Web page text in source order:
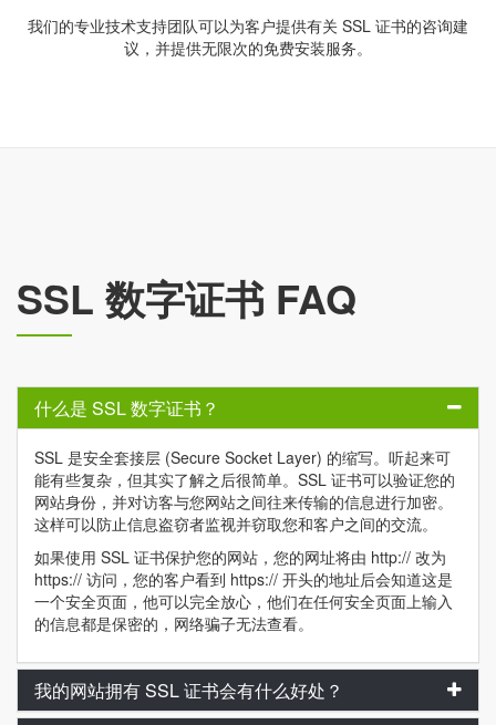
我们的专业技术支持团队可以为客户提供有关 SSL 证书的咨询建
议，并提供无限次的免费安装服务。
SSL 数字证书 FAQ
什么是 SSL 数字证书？
SSL 是安全套接层 (Secure Socket Layer) 的缩写。听起来可
能有些复杂，但其实了解之后很简单。SSL 证书可以验证您的
网站身份，并对访客与您网站之间往来传输的信息进行加密。
这样可以防止信息盗窃者监视并窃取您和客户之间的交流。
如果使用 SSL 证书保护您的网站，您的网址将由 http:// 改为
https:// 访问，您的客户看到 https:// 开头的地址后会知道这是
一个安全页面，他可以完全放心，他们在任何安全页面上输入
的信息都是保密的，网络骗子无法查看。
我的网站拥有 SSL 证书会有什么好处？